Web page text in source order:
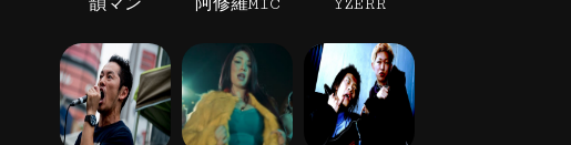
韻マン 阿修羅MIC YZERR